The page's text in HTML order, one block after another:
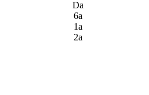
Da
6a
1a
2a